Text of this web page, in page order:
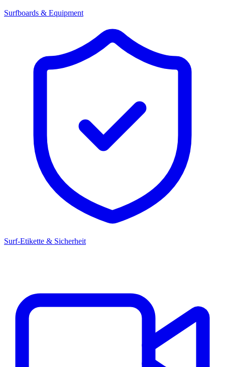
Surfboards & Equipment
Surf-Etikette & Sicherheit